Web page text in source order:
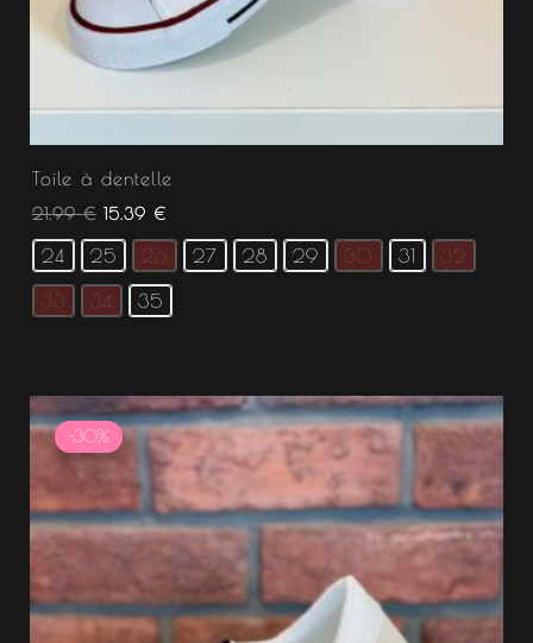
Toile à dentelle
21.99€ 15.39 €
24 25 26 27 28 29 30 31 32
33 34 35
-30%
Le
prix
initial
34.99 €.
Le
prix
actuel
est :
24.49 €.